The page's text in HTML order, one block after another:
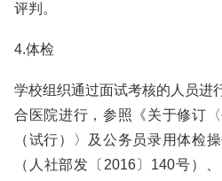
评判。
4.体检
学校组织通过面试考核的人员进
合医院进行，参照《关于修订
（试行）〉及公务员录用体检
（人社部发〔2016〕140号）